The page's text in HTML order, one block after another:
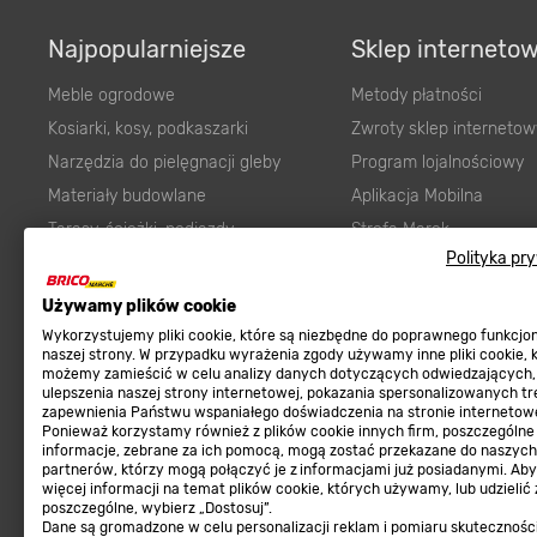
Polityka
Używamy plików cookie
Wykorzystujemy pliki cookie, które są niezbędne do poprawnego
naszej strony. W przypadku wyrażenia zgody używamy inne pliki cookie,
możemy zamieścić w celu analizy danych dotyczących odwiedzających,
ulepszenia naszej strony internetowej, pokazania spersonalizowanych
zapewnienia Państwu wspaniałego doświadczenia na stronie
Ponieważ korzystamy również z plików cookie innych firm, poszczególne
informacje, zebrane za ich pomocą, mogą zostać przekazane do naszych
partnerów, którzy mogą połączyć je z informacjami już posiadanymi.
więcej informacji na temat plików cookie, których używamy, lub udzielić
poszczególne, wybierz „Dostosuj”.
Dane są gromadzone w celu personalizacji reklam i pomiaru
Najpopularniejsze
Meble ogrodowe
Kosiarki, kosy, podkaszarki
Narzędzia do pielęgnacji gleby
Materiały budowlane
Tarasy, ścieżki, podjazdy
Karma dla psa
Ogród
Farby wewnętrzne białe
Elektryka
Panele
Elektronarzędzia
Płytki
Panele podłogowe
Sklep
Metody płatności
Zwroty sklep
Program lojalnościowy
Aplikacja Mobilna
Strefa Marek
Prawny obowiązek
zgodności towaru z
Program Brico PRO
Regulaminy